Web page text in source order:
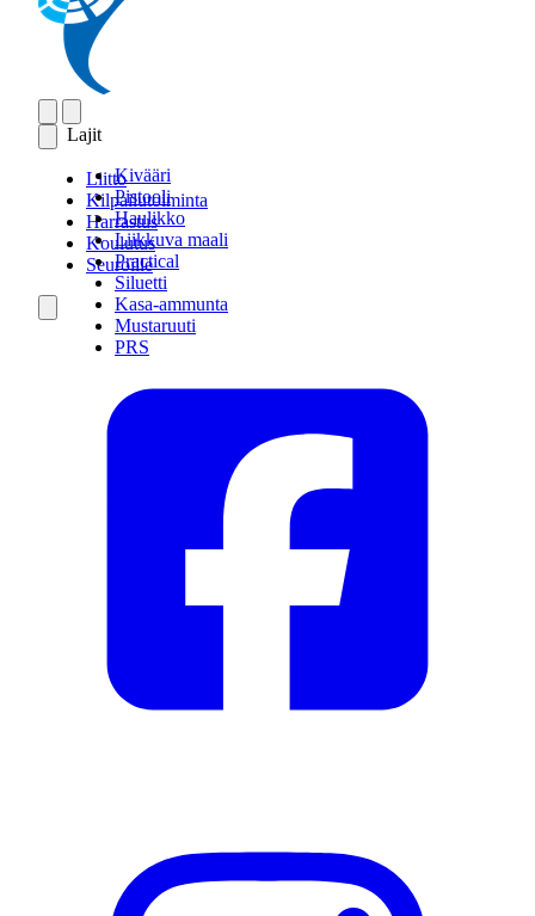
Lajit
Kivääri
Pistooli
Haulikko
Liikkuva maali
Practical
Siluetti
Kasa-ammunta
Mustaruuti
PRS
Liitto
Kilpailutoiminta
Harrastus
Koulutus
Seuroille